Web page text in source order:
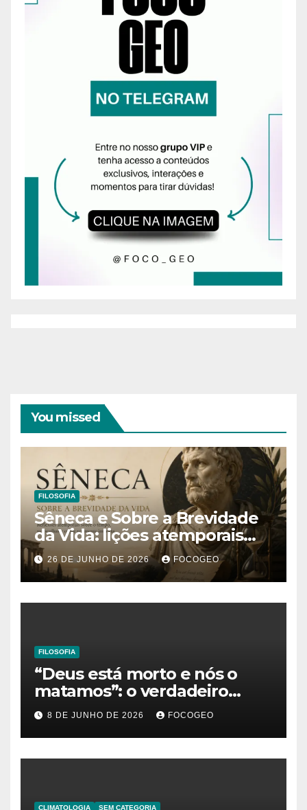
You missed
FILOSOFIA
Sêneca e Sobre a Brevidade
da Vida: lições atemporais
sobre o tempo, a felicidade e
o verdadeiro sentido da
existência
26 DE JUNHO DE 2026 FOCOGEO
FILOSOFIA
“Deus está morto e nós o
matamos”: o verdadeiro
significado da frase de
Friedrich Nietzsche
8 DE JUNHO DE 2026 FOCOGEO
CLIMATOLOGIA SEM CATEGORIA